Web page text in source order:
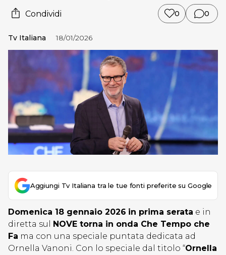
Condividi 0 0
Tv Italiana 18/01/2026
Aggiungi Tv Italiana tra le tue fonti preferite su Google
Domenica 18 gennaio 2026 in prima serata e in
diretta sul NOVE torna in onda Che Tempo che
Fa ma con una speciale puntata dedicata ad
Ornella Vanoni. Con lo speciale dal titolo “Ornella